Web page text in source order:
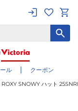
ル クーポン
ROXY SNOWY ハット